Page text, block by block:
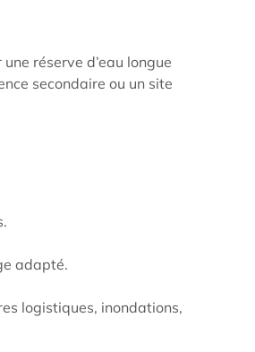
réserve d’eau longue
secondaire ou un site
adapté.
logistiques, inondations,